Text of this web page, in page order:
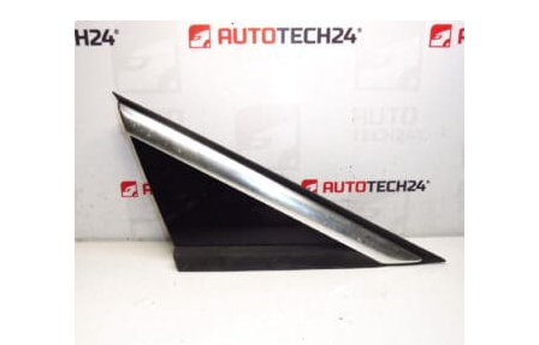
O nas
Polityka prywatności
Procedura reklamacyjna